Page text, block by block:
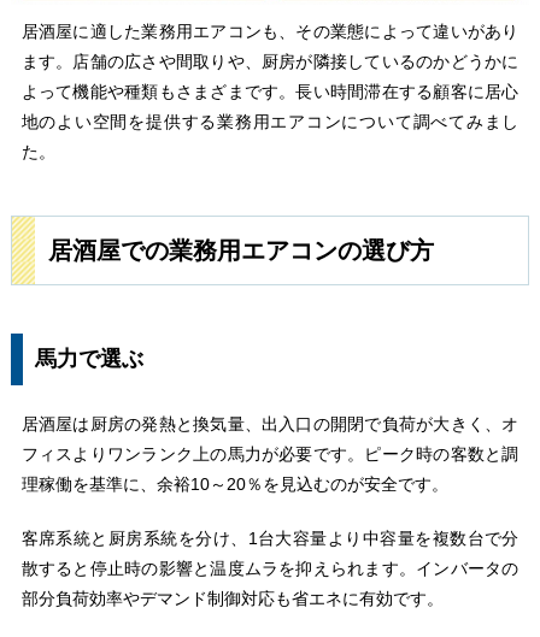
居酒屋に適した業務用エアコンも、その業態によって違いがあり
ます。店舗の広さや間取りや、厨房が隣接しているのかどうかに
よって機能や種類もさまざまです。長い時間滞在する顧客に居心
地のよい空間を提供する業務用エアコンについて調べてみまし
た。
居酒屋での業務用エアコンの選び方
馬力で選ぶ
居酒屋は厨房の発熱と換気量、出入口の開閉で負荷が大きく、オ
フィスよりワンランク上の馬力が必要です。ピーク時の客数と調
理稼働を基準に、余裕10～20％を見込むのが安全です。
客席系統と厨房系統を分け、1台大容量より中容量を複数台で分
散すると停止時の影響と温度ムラを抑えられます。インバータの
部分負荷効率やデマンド制御対応も省エネに有効です。